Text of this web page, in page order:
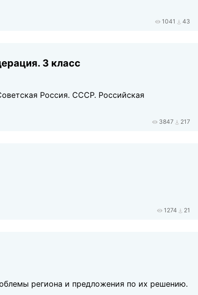
1041 43
3 класс
Россия. СССР. Российская
3847 217
1274 21
региона и предложения по их решению.